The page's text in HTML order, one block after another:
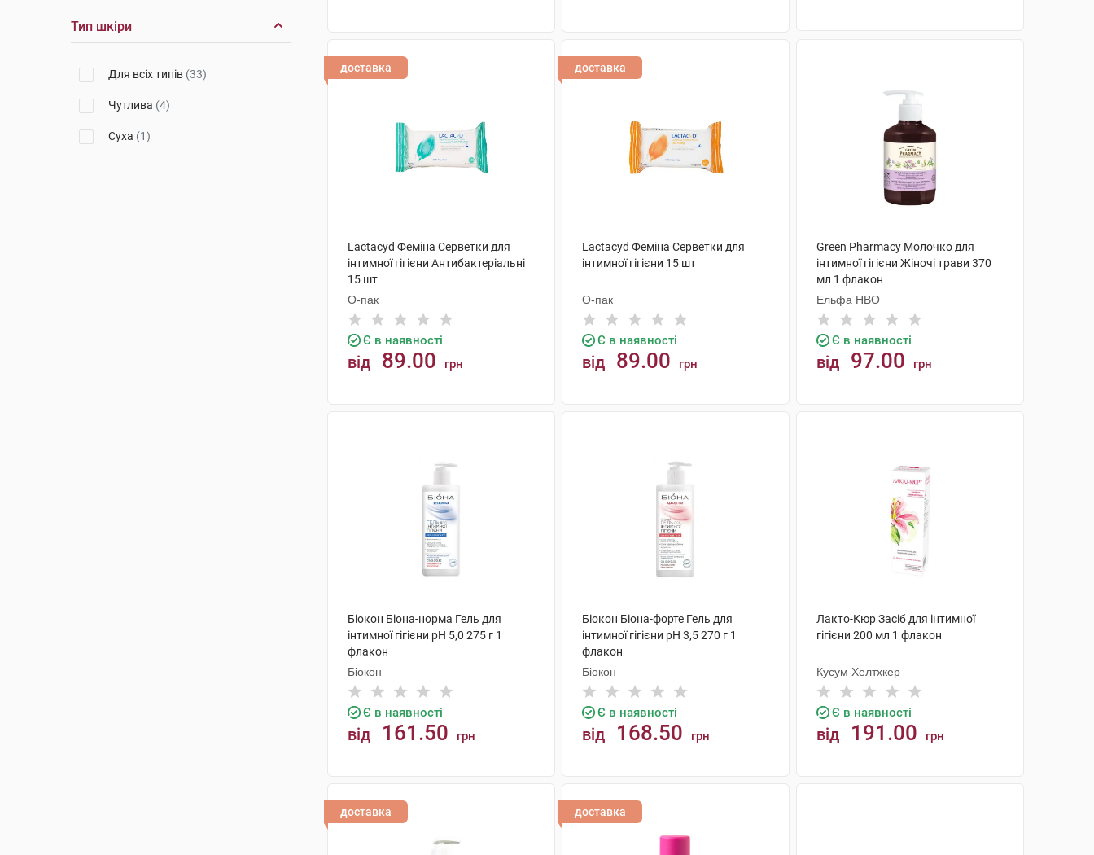
Тип шкіри
Для всіх типів (33)
Чутлива (4)
Суха (1)
доставка
Lactacyd Феміна Серветки для
інтимної гігієни Антибактеріальні
15 шт
О-пак
Є в наявності
від 89.00 грн
доставка
Lactacyd Феміна Серветки для
інтимної гігієни 15 шт
О-пак
Є в наявності
від 89.00 грн
Green Pharmacy Молочко для
інтимної гігієни Жіночі трави 370
мл 1 флакон
Ельфа НВО
Є в наявності
від 97.00 грн
Біокон Бiона-норма Гель для
інтимної гігієни рН 5,0 275 г 1
флакон
Біокон
Є в наявності
від 161.50 грн
Біокон Бiона-форте Гель для
інтимної гігієни рН 3,5 270 г 1
флакон
Біокон
Є в наявності
від 168.50 грн
Лакто-Кюр Засіб для інтимної
гігієни 200 мл 1 флакон
Кусум Хелтхкер
Є в наявності
від 191.00 грн
доставка доставка